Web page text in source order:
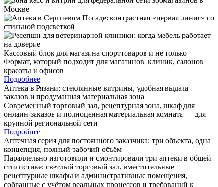
Кассовый блок для магазина спорттоваров и не только
Формат, который подходит для магазинов, клиник, салонов
красоты и офисов
Подробнее
Аптека в Рязани: стеклянные витрины, удобная выдача
заказов и продуманная материальная зона
Современный торговый зал, рецептурная зона, шкаф для
онлайн-заказов и полноценная материальная комната — для
крупной региональной сети
Подробнее
Аптечная серия для постоянного заказчика: три объекта, одна
концепция, полный рабочий объём
Параллельно изготовили и смонтировали три аптеки в общей
стилистике: светлый торговый зал, вместительные
рецептурные шкафы и административные помещения,
собранные с учётом реальных процессов и требований к